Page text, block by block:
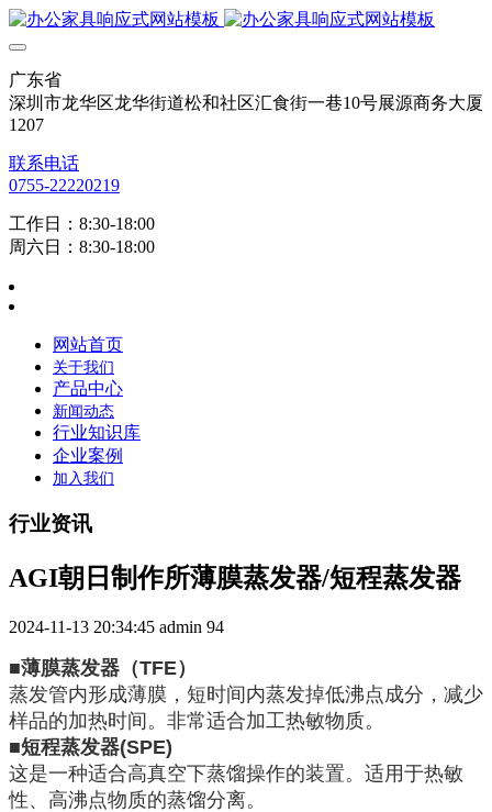
广东省
深圳市龙华区龙华街道松和社区汇食街一巷10号展源商务大厦
1207
联系电话
0755-22220219
工作日：8:30-18:00
周六日：8:30-18:00
网站首页
关于我们
产品中心
新闻动态
行业知识库
企业案例
加入我们
行业资讯
AGI朝日制作所薄膜蒸发器/短程蒸发器
2024-11-13 20:34:45 admin 94
■薄膜蒸发器（TFE）
蒸发管内形成薄膜，短时间内蒸发掉低沸点成分，减少
样品的加热时间。非常适合加工热敏物质。
■短程蒸发器(SPE)
这是一种适合高真空下蒸馏操作的装置。适用于热敏
性、高沸点物质的蒸馏分离。